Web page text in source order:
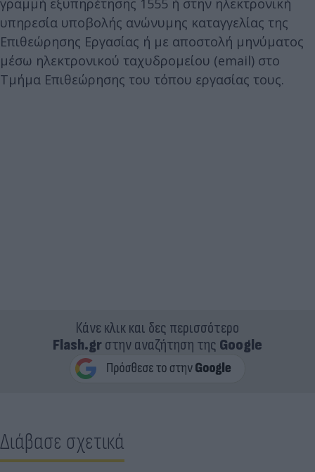
υπηρεσία υποβολής ανώνυμης καταγγελίας της
Επιθεώρησης Εργασίας ή με αποστολή μηνύματος
μέσω ηλεκτρονικού ταχυδρομείου (email) στο
Τμήμα Επιθεώρησης του τόπου εργασίας τους.
Κάνε κλικ και δες περισσότερο
Flash.grστην αναζήτηση της Google
Διάβασε σχετικά